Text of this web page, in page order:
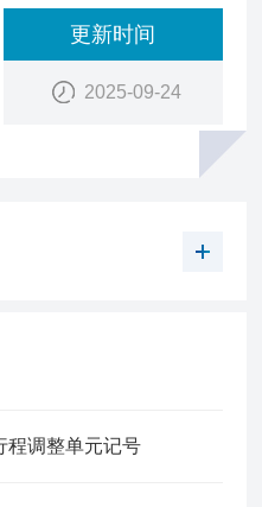
更新时间
2025-09-24
程调整单元记号